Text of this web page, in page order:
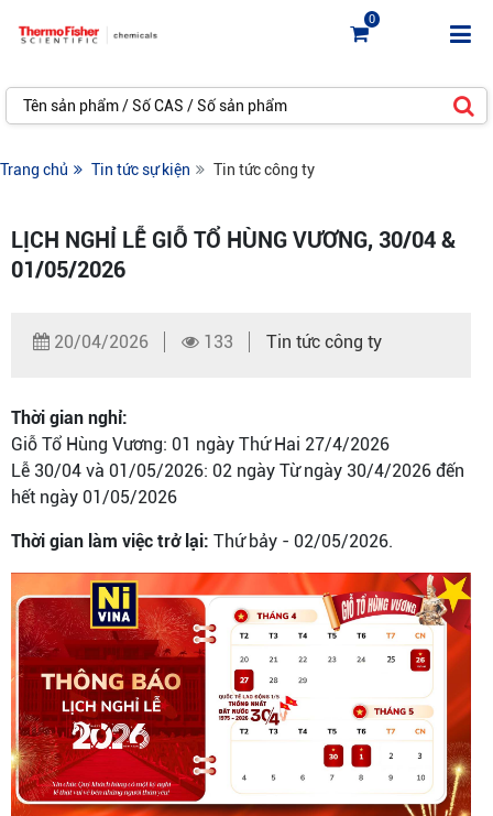
0
Trang chủ Tin tức sự kiện Tin tức công ty
LỊCH NGHỈ LỄ GIỖ TỔ HÙNG VƯƠNG, 30/04 &
01/05/2026
20/04/2026 133 Tin tức công ty
Thời gian nghỉ:
Giỗ Tổ Hùng Vương: 01 ngày Thứ Hai 27/4/2026
Lễ 30/04 và 01/05/2026: 02 ngày Từ ngày 30/4/2026 đến
hết ngày 01/05/2026
Thời gian làm việc trở lại: Thứ bảy - 02/05/2026.